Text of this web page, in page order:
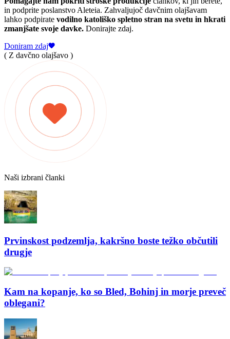
in podprite poslanstvo Aleteia. Zahvaljujoč davčnim olajšavam
lahko podpirate vodilno katoliško spletno stran na svetu in hkrati
zmanjšate svoje davke. Donirajte zdaj.
Doniram zdaj
( Z davčno olajšavo )
Naši izbrani članki
Prvinskost podzemlja, kakršno boste težko občutili
drugje
Kam na kopanje, ko so Bled, Bohinj in morje preveč
oblegani?